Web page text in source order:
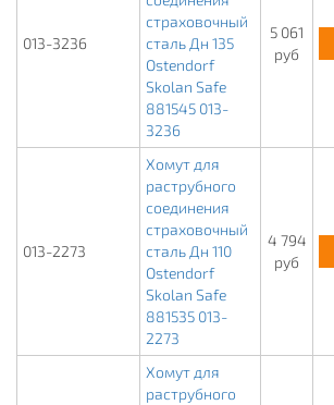
013-3236
страховочный
сталь Дн 135
Ostendorf
Skolan Safe
881545 013-
3236
5 061
руб
013-2273
Хомут для
раструбного
соединения
страховочный
сталь Дн 110
Ostendorf
Skolan Safe
881535 013-
2273
4 794
руб
Хомут для
раструбного